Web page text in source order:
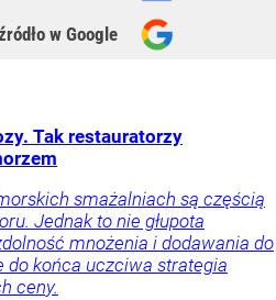
w Google
Tak restauratorzy
smażalniach są częścią
Jednak to nie głupota
mnożenia i dodawania do
do końca uczciwa strategia
ceny.